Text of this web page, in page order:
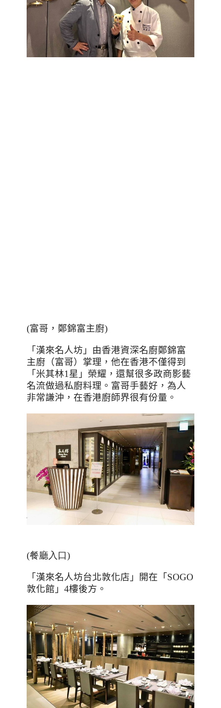
(富哥，鄭錦富主廚)
「漢來名人坊」由香港資深名廚鄭錦富
主廚（富哥）掌理，他在香港不僅得到
「米其林1 星」榮耀，還幫很多政商影藝
名流做過私廚料理。富哥手藝好，為人
非常謙沖，在香港廚師界很有份量。
(餐廳入口)
「漢來名人坊台北敦化店」開在「 SOGO
敦化館」 4樓後方。